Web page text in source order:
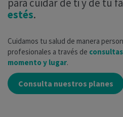
para cuidar de ti y de tu
estés.
Cuidamos tu salud de manera
profesionales a través de
momento y lugar.
Consulta nuestros planes